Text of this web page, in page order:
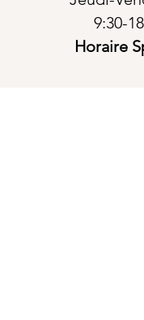
9:30-
Horaire